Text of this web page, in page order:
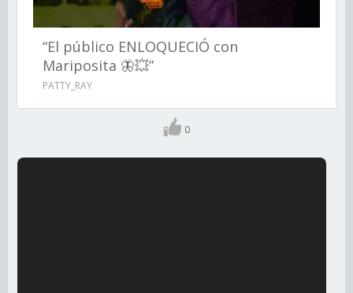
“El público ENLOQUECIÓ con
Mariposita 🦋💥”
PATTY_RAY
0